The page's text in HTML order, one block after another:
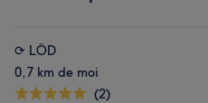
⟳ LÖD
0,7 km de moi
(2)